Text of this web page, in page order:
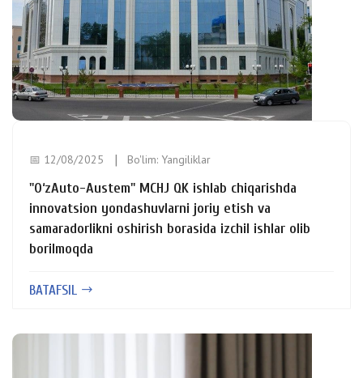
📅 12/08/2025 Bo'lim: Yangiliklar
"O‘zAuto-Austem" MCHJ QK ishlab chiqarishda
innovatsion yondashuvlarni joriy etish va
samaradorlikni oshirish borasida izchil ishlar olib
borilmoqda
BATAFSIL